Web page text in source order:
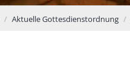
Aktuelle Gottesdienstordnung